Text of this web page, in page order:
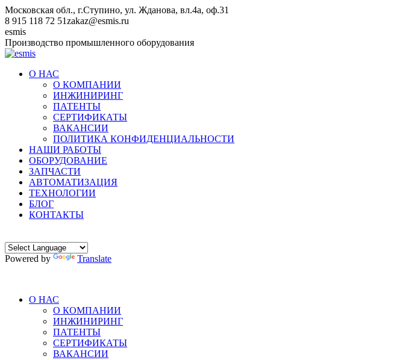
Перейти
к
содержанию
Московская обл., г.Ступино, ул. Жданова, вл.4а, оф.31
8 915 118 72 51zakaz@esmis.ru
Вконтакте
esmis
Производство промышленного оборудования
О НАС
О КОМПАНИИ
ИНЖИНИРИНГ
ПАТЕНТЫ
СЕРТИФИКАТЫ
ВАКАНСИИ
ПОЛИТИКА КОНФИДЕНЦИАЛЬНОСТИ
НАШИ РАБОТЫ
ОБОРУДОВАНИЕ
ЗАПЧАСТИ
АВТОМАТИЗАЦИЯ
ТЕХНОЛОГИИ
БЛОГ
КОНТАКТЫ
Powered by Translate
О НАС
О КОМПАНИИ
ИНЖИНИРИНГ
ПАТЕНТЫ
СЕРТИФИКАТЫ
ВАКАНСИИ